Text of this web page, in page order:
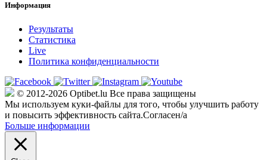
Информация
Результаты
Статистика
Live
Политика конфиденциальности
© 2012-2026 Optibet.lu Все права защищены
Мы используем куки-файлы для того, чтобы улучшить работу
и повысить эффективность сайта.Согласен/а
Больше информации